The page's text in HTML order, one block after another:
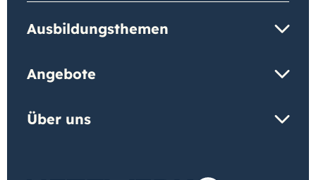
Ausbildungsthemen
Angebote
Über uns